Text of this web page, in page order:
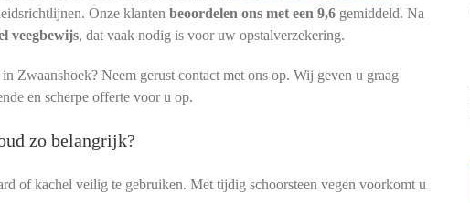
Onze klanten beoordelen ons met een 9,6gemiddeld. Na
veegbewijs, dat vaak nodig is voor uw opstalverzekering.
Zwaanshoek? Neem gerust contact met ons op. Wij geven u graag
en scherpe offerte voor u op.
zo belangrijk?
of kachel veilig te gebruiken. Met tijdig schoorsteen vegen voorkomt u